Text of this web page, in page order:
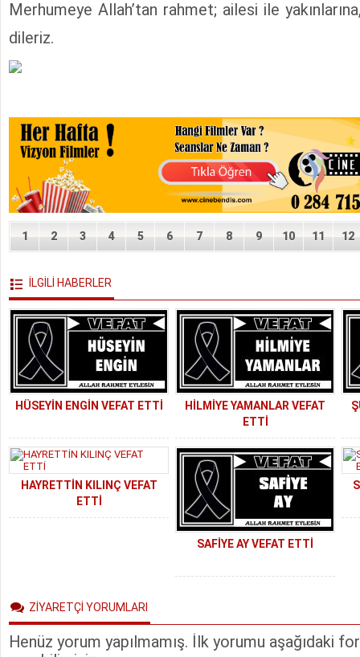
Merhumeye Allah’tan rahmet; ailesi ile
dileriz.
1 2 3 4 5 6 7 8 9 10 11 12
İLGİLİ HABERLER
HÜSEYİN ENGİN VEFAT ETTİ
HİLMİYE YAMANLAR VEFAT
ETTİ
HAYRETTİN KILINÇ VEFAT
ETTİ
SAFİYE AY VEFAT ETTİ
ZİYARETÇİ YORUMLARI
Henüz yorum yapılmamış. İlk yorumu aşağıdaki